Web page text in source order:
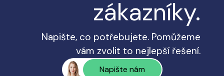
zákazníky.
Napište, co potřebujete. Pomůžeme
vám zvolit to nejlepší řešení.
Napište nám